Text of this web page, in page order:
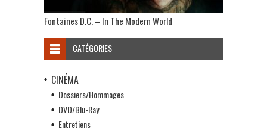
Fontaines D.C. – In The Modern World
CATÉGORIES
CINÉMA
Dossiers/Hommages
DVD/Blu-Ray
Entretiens